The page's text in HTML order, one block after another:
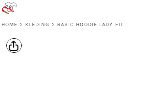
HOME > KLEDING > BASIC HOODIE LADY FIT